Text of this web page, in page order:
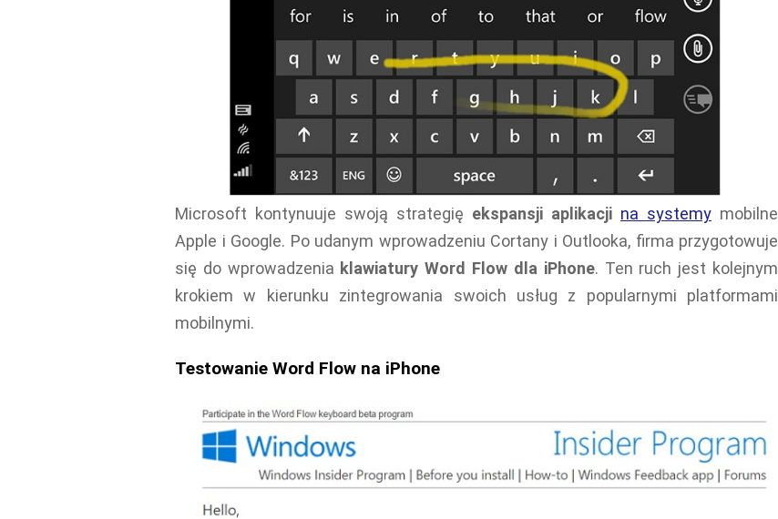
Microsoft kontynuuje swoją strategię ekspansji aplikacji na systemy mobilne
Apple i Google. Po udanym wprowadzeniu Cortany i Outlooka, firma przygotowuje
się do wprowadzenia klawiatury Word Flow dla iPhone. Ten ruch jest kolejnym
krokiem w kierunku zintegrowania swoich usług z popularnymi platformami
mobilnymi.
Testowanie Word Flow na iPhone